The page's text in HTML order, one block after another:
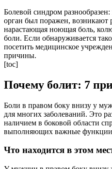
Болевой синдром
орган был поражен, возникают
нарастающая ноющая боль,
боли. Если обнаруживается
посетить медицинское
причины.
[toc]
Почему болит: 7
Боли в правом боку внизу у
для многих заболеваний. Это
наличием в боковой области
выполняющих важные
Что находится в этом